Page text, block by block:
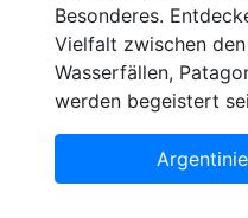
Besonderes.
Vielfalt zwischen
Wasserfällen,
werden begeistert